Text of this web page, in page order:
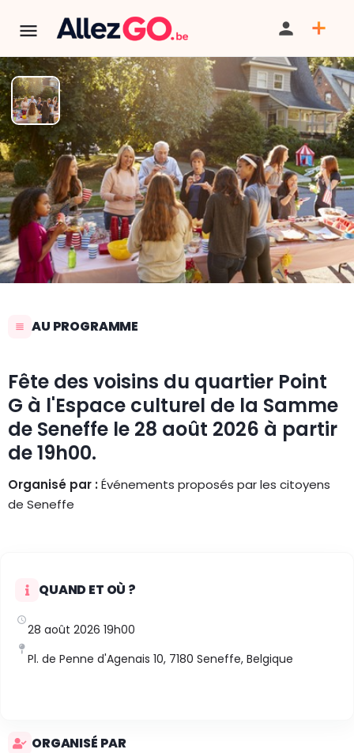
Fête des voisins du quartier du
Point G
PARTAGER SAUVEGARDER SIGNALER
AU PROGRAMME
Fête des voisins du quartier Point
G à l'Espace culturel de la Samme
de Seneffe le 28 août 2026 à partir
de 19h00.
Organisé par :Événements proposés par les citoyens
de Seneffe
QUAND ET OÙ ?
28 août 2026 19h00
Pl. de Penne d'Agenais 10, 7180 Seneffe, Belgique
ORGANISÉ PAR